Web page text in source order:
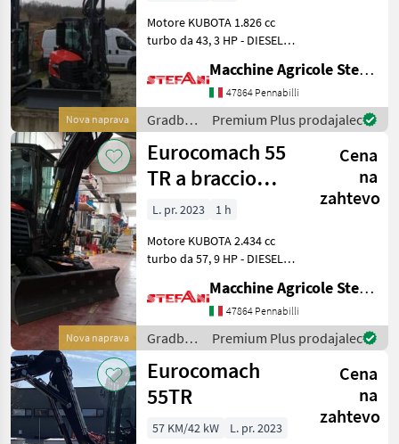
Nova naprava
Motore KUBOTA 1.826 cc
turbo da 43, 3 HP - DIESEL
Motore con filtro DPF
(antiparticolato) a norma
Stage 5 - Tier 4 Final.
Sistema di raffredd
Macchine Agricole Stefani Luciano
47864 Pennabilli
Gradbeni
stroji /
Eurocomach
Premium Plus prodajalec
Nova naprava
Eurocomach 55
TR a braccio
triplice
Cena
na
zahtevo
L. pr. 2023
1 h
Motore KUBOTA 2.434 cc
turbo da 57, 9 HP - DIESEL
Motore con filtro DPF
(antiparticolato) a norma
Stage 5 - Tier 4 Final.
Sistema di raffred
Macchine Agricole Stefani Luciano
47864 Pennabilli
Gradbeni
stroji /
Eurocomach
Premium Plus prodajalec
Eurocomach
55TR
Cena
na
zahtevo
57 KM/42 kW
L. pr. 2023